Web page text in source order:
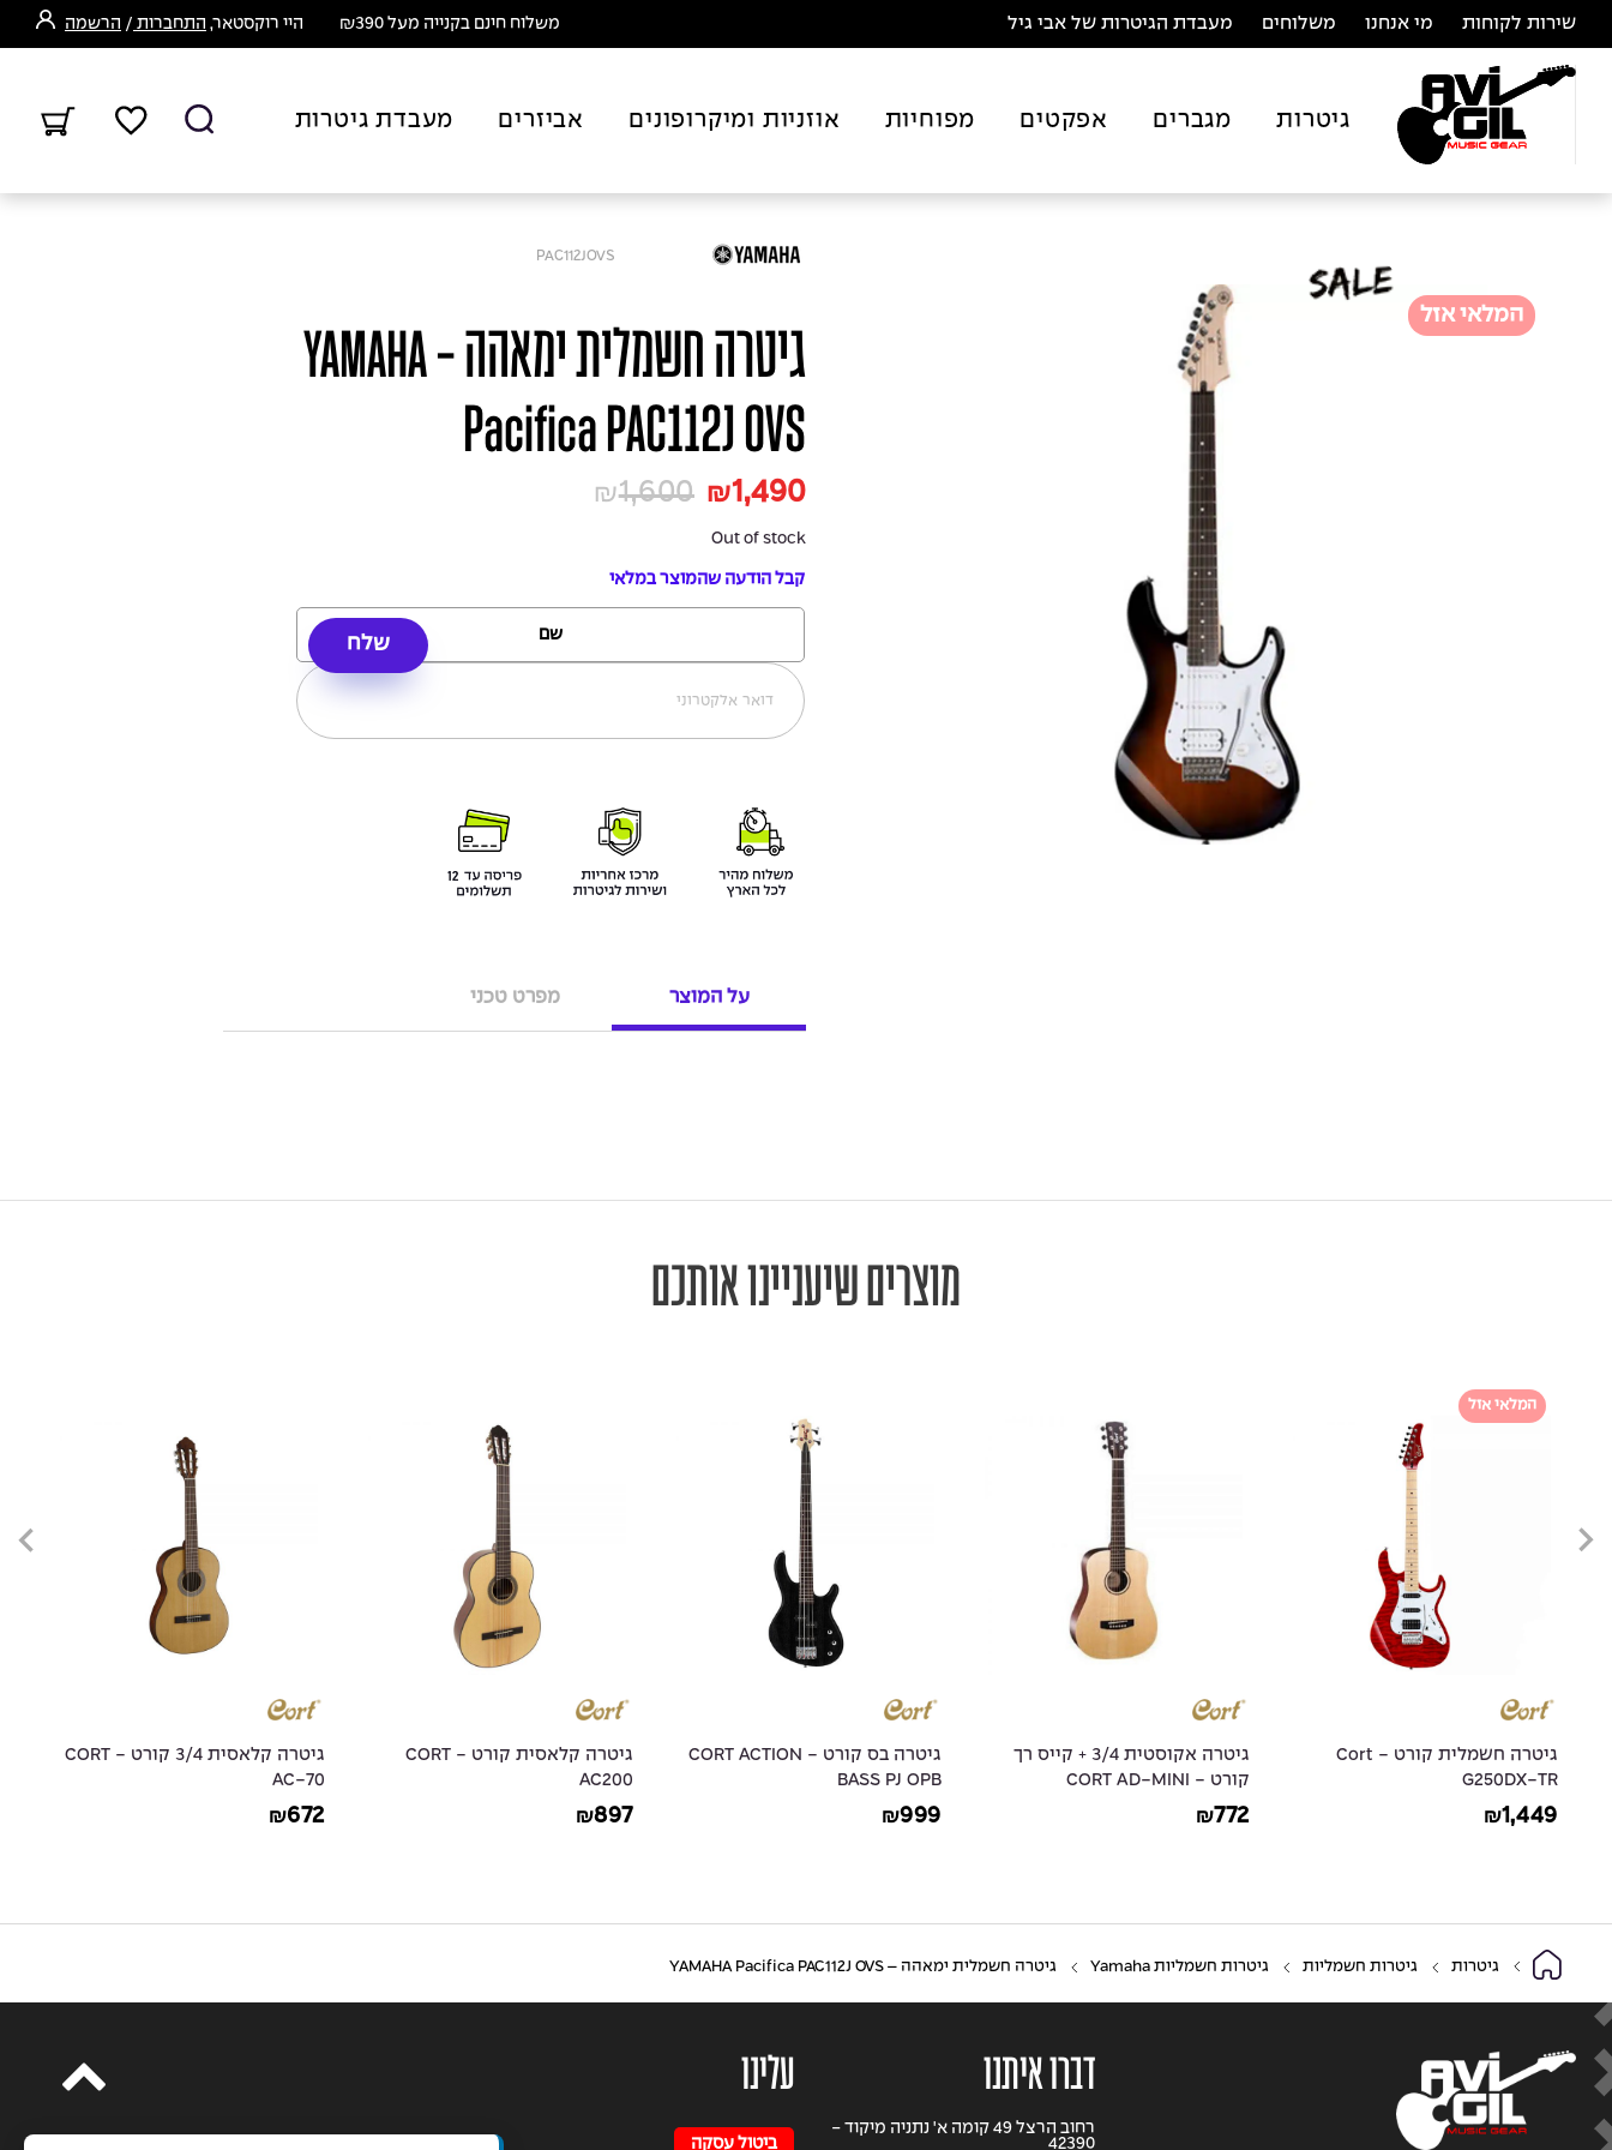
שירות לקוחות מי אנחנו משלוחים מעבדת הגיטרות של אבי גיל משלוח חינם בקנייה מעל ₪390 היי רוקסטאר, התחברות / הרשמה
גיטרות מגברים אפקטים מפוחיות אוזניות ומיקרופונים אביזרים מעבדת גיטרות
המלאי אזל
PAC112JOVS
גיטרה חשמלית ימאהה - YAMAHA
Pacifica PAC112J OVS
₪1,600 ₪1,490
Out of stock
קבל הודעה שהמוצר במלאי
על המוצר מפרט טכני
מוצרים שיעניינו אותכם
המלאי אזל
גיטרה חשמלית קורט - Cort
G250DX-TR
₪1,449
גיטרה אקוסטית 3/4 + קייס רך
קורט - CORT AD-MINI
₪772
גיטרה בס קורט - CORT ACTION
BASS PJ OPB
₪999
גיטרה קלאסית קורט - CORT
AC200
₪897
גיטרה קלאסית 3/4 קורט - CORT
AC-70
₪672
גיטרות גיטרות חשמליות גיטרות חשמליות Yamaha גיטרה חשמלית ימאהה – YAMAHA Pacifica PAC112J OVS
דברו איתנו
רחוב הרצל 49 קומה א' נתניה מיקוד -
42390
עלינו
ביטול עסקה